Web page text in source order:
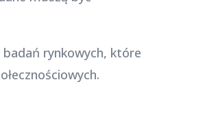
badań rynkowych, które